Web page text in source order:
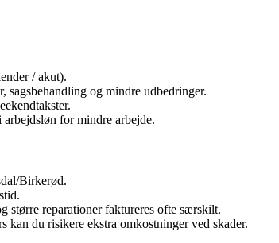
/ akut).
og mindre udbedringer.
for mindre arbejde.
Birkerød.
større reparationer faktureres ofte særskilt.
du risikere ekstra omkostninger ved skader.